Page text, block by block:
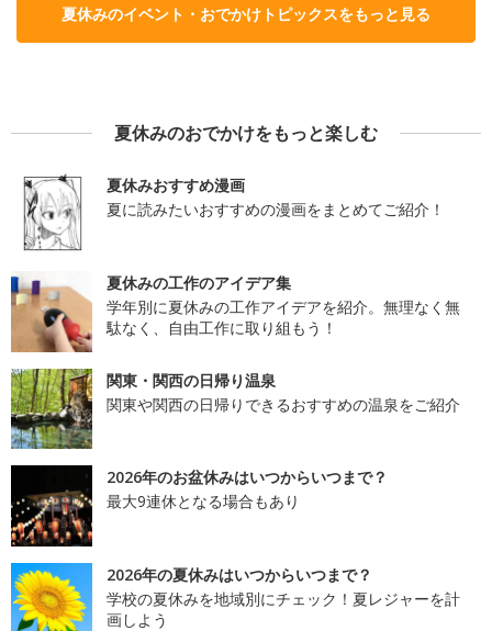
夏休みのイベント・おでかけトピックスをもっと見る
夏休みのおでかけをもっと楽しむ
夏休みおすすめ漫画
夏に読みたいおすすめの漫画をまとめてご紹介！
夏休みの工作のアイデア集
学年別に夏休みの工作アイデアを紹介。無理なく無
駄なく、自由工作に取り組もう！
関東・関西の日帰り温泉
関東や関西の日帰りできるおすすめの温泉をご紹介
2026年のお盆休みはいつからいつまで？
最大9連休となる場合もあり
2026年の夏休みはいつからいつまで？
学校の夏休みを地域別にチェック！夏レジャーを計
画しよう